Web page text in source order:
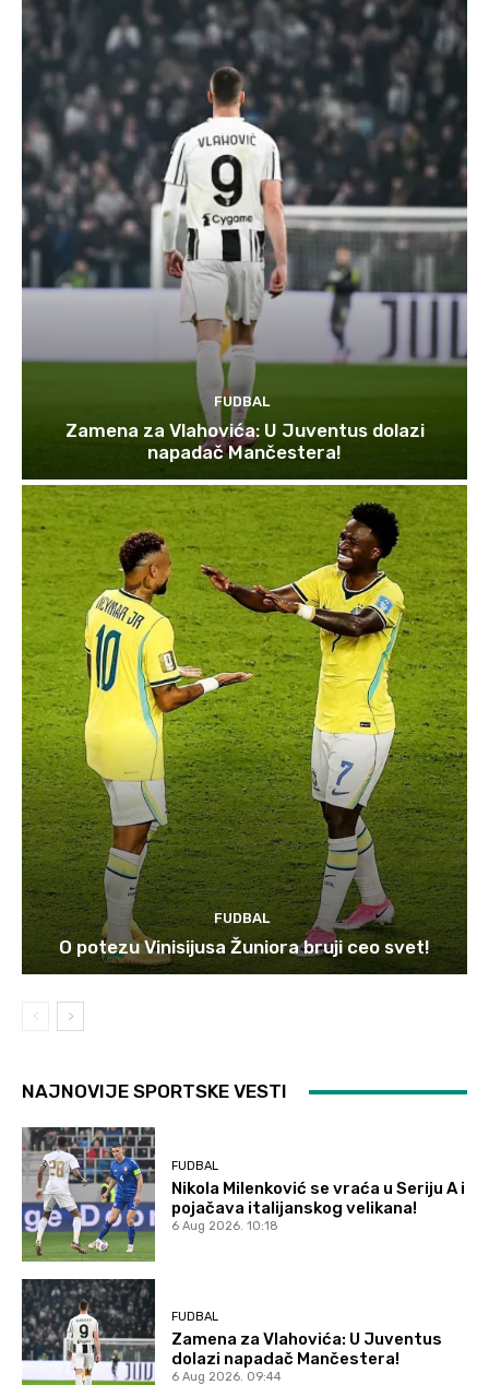
FUDBAL
Zamena za Vlahovića: U Juventus dolazi
napadač Mančestera!
FUDBAL
O potezu Vinisijusa Žuniora bruji ceo svet!
NAJNOVIJE SPORTSKE VESTI
FUDBAL
Nikola Milenković se vraća u Seriju A i
pojačava italijanskog velikana!
6 Aug 2026. 10:18
FUDBAL
Zamena za Vlahovića: U Juventus
dolazi napadač Mančestera!
6 Aug 2026. 09:44